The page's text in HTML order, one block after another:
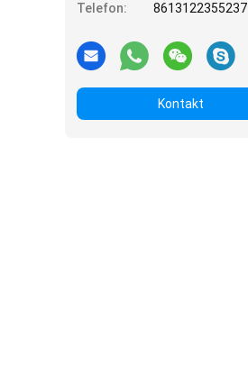
Telefon:
8613122355237
Kontakt